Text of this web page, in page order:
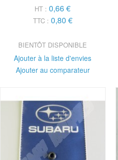
HT : 0,66 €
TTC : 0,80 €
BIENTÔT DISPONIBLE
Ajouter à la liste d'envies
Ajouter au comparateur